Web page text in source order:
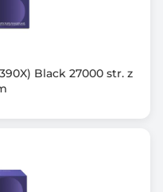
Black 27000 str. z